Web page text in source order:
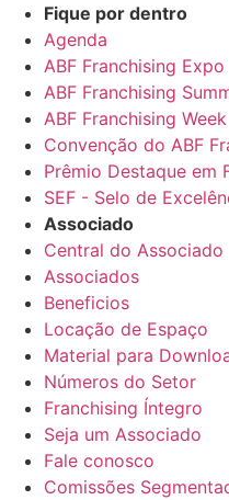
Fique por dentro
Agenda
ABF Franchising Expo
ABF Franchising
ABF Franchising Week
Convenção do ABF
Prêmio Destaque em
SEF - Selo de
Associado
Central do Associado
Associados
Beneficios
Locação de Espaço
Material para
Números do Setor
Franchising Íntegro
Seja um Associado
Fale conosco
Comissões